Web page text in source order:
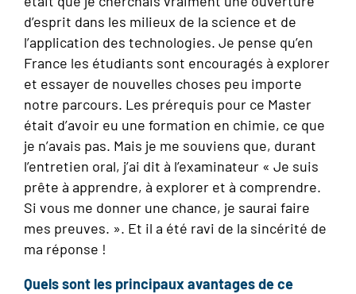
d’esprit dans les milieux de la science et de
l’application des technologies. Je pense qu’en
France les étudiants sont encouragés à explorer
et essayer de nouvelles choses peu importe
notre parcours. Les prérequis pour ce Master
était d’avoir eu une formation en chimie, ce que
je n’avais pas. Mais je me souviens que, durant
l’entretien oral, j’ai dit à l’examinateur « Je suis
prête à apprendre, à explorer et à comprendre.
Si vous me donner une chance, je saurai faire
mes preuves. ». Et il a été ravi de la sincérité de
ma réponse !
Quels sont les principaux avantages de ce